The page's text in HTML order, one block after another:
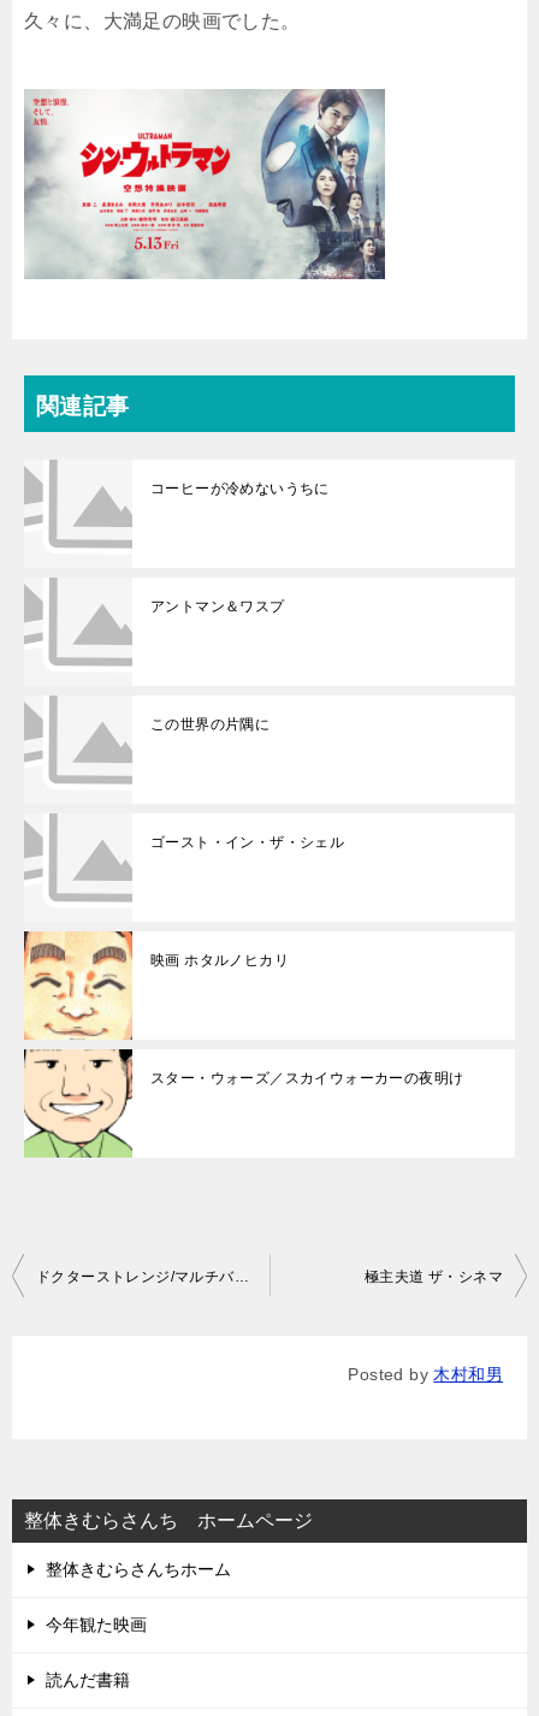
久々に、大満足の映画でした。
関連記事
コーヒーが冷めないうちに
アントマン＆ワスプ
この世界の片隅に
ゴースト・イン・ザ・シェル
映画 ホタルノヒカリ
スター・ウォーズ／スカイウォーカーの夜明け
投
シ
ョ
ン
ドクターストレンジ/マルチバースオブマッドネス 極主夫道 ザ・シネマ
Posted by 木村和男
整体きむらさんち ホームページ
整体きむらさんちホーム
今年観た映画
読んだ書籍